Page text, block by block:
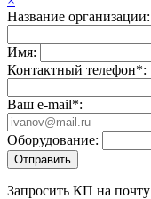
Название организации:
Имя:
Контактный телефон*:
Ваш e-mail*:
Оборудование:
Запросить КП на почту